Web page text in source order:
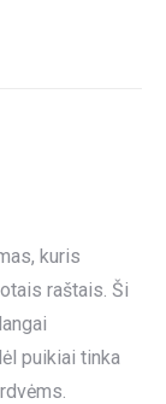
kuris
raštais. Ši
puikiai tinka